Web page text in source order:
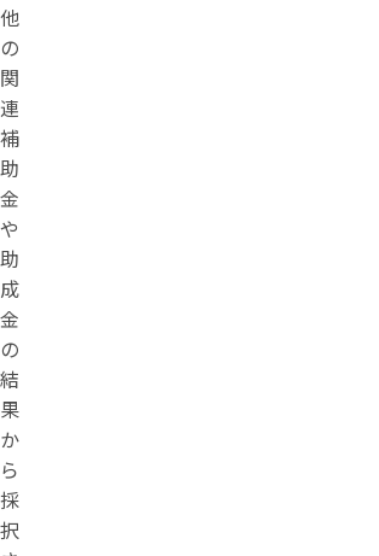
他
の
関
連
補
助
金
や
助
成
金
の
結
果
か
ら
採
択